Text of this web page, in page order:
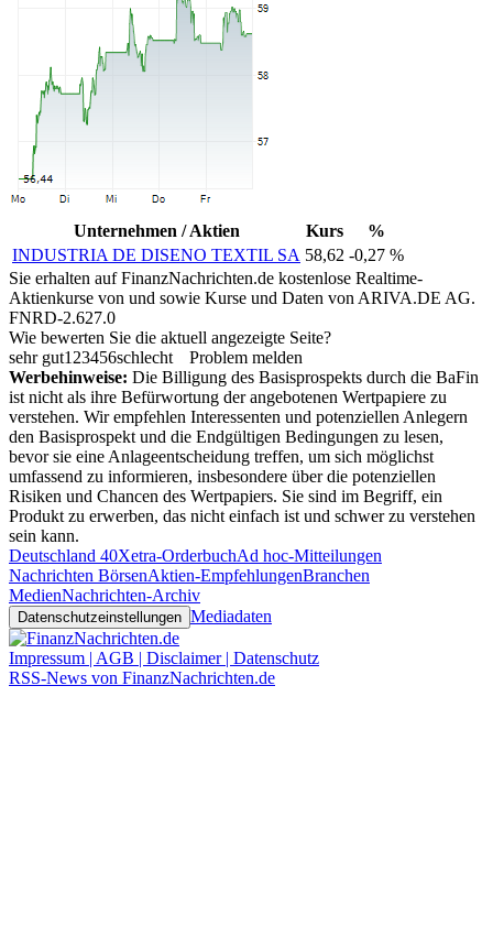
Unternehmen / Aktien Kurs
%
INDUSTRIA DE DISENO TEXTIL SA 58,62 -0,27 %
Sie erhalten auf FinanzNachrichten.de kostenlose Realtime-
Aktienkurse von und sowie Kurse und Daten von ARIVA.DE AG.
FNRD-2.627.0
Wie bewerten Sie die aktuell angezeigte Seite?
sehr gut1 23456schlecht
Problem melden
Werbehinweise: Die Billigung des Basisprospekts durch die BaFin
ist nicht als ihre Befürwortung der angebotenen Wertpapiere zu
verstehen. Wir empfehlen Interessenten und potenziellen Anlegern
den Basisprospekt und die Endgültigen Bedingungen zu lesen,
bevor sie eine Anlageentscheidung treffen, um sich möglichst
umfassend zu informieren, insbesondere über die potenziellen
Risiken und Chancen des Wertpapiers. Sie sind im Begriff, ein
Produkt zu erwerben, das nicht einfach ist und schwer zu verstehen
sein kann.
Deutschland 40Xetra-OrderbuchAd hoc-Mitteilungen
Nachrichten BörsenAktien-EmpfehlungenBranchen
MedienNachrichten-Archiv
Datenschutzeinstellungen Mediadaten
Impressum | AGB | Disclaimer | Datenschutz
RSS-News von FinanzNachrichten.de